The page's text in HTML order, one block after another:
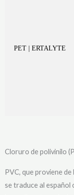
PET | ERTALYTE
Cloruro de polivinilo
PVC, que proviene de
se traduce al español